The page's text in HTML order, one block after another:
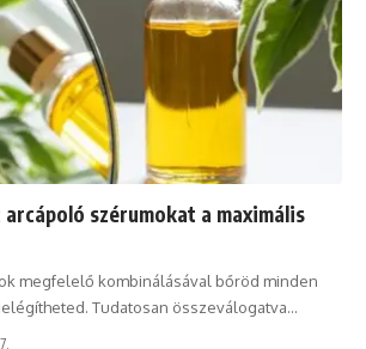
arcápoló szérumokat a maximális
megfelelő kombinálásával bőröd minden
Tudatosan összeválogatva…